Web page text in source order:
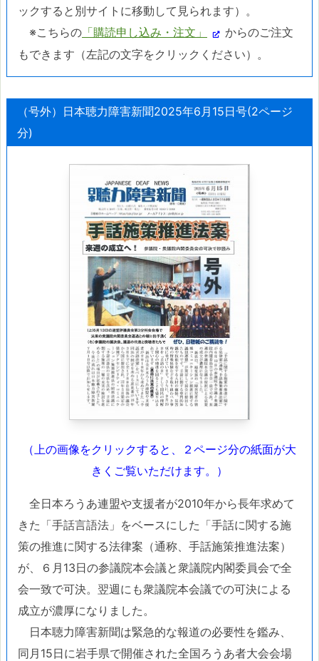
ックすると別サイトに移動して見られます）。
※こちらの 「購読申し込み・注文」
からのご注文
もできます（左記の文字をクリックください）。
（号外）日本聴力障害新聞2025年6月15日号(2ページ
分)
（上の画像をクリックすると、２ページ分の紙面が大
きくご覧いただけます。）
全日本ろうあ連盟や支援者が2010年から長年求めて
きた「手話言語法」をベースにした「手話に関する施
策の推進に関する法律案（通称、手話施策推進法案）
が、６月13日の参議院本会議と衆議院内閣委員会で全
会一致で可決。翌週にも衆議院本会議での可決による
成立が濃厚になりました。
日本聴力障害新聞は緊急的な報道の必要性を鑑み、
同月15日に岩手県で開催された全国ろうあ者大会会場